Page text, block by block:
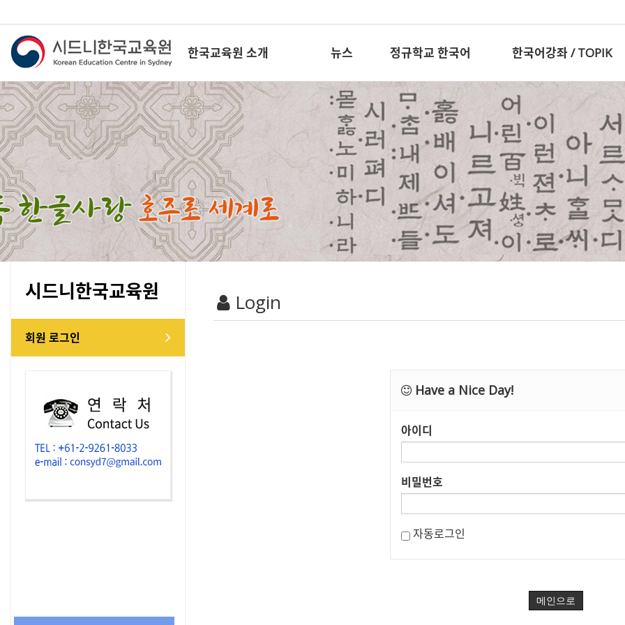
한국교육원 소개 뉴스 정규학교 한국어 한국어강좌 / TOPIK
시드니한국교육원
회원 로그인
Login
Have a Nice Day!
아이디
비밀번호
자동로그인
메인으로